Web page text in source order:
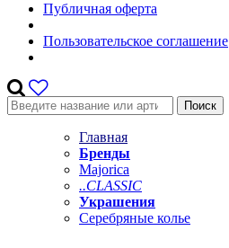
Публичная оферта
Пользовательское соглашение
Поиск
Главная
Бренды
Majorica
..CLASSIC
Украшения
Серебряные колье